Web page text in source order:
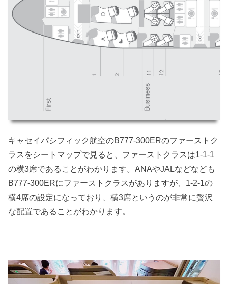
キャセイパシフィック航空のB777-300ERのファーストク
ラスをシートマップで見ると、ファーストクラスは1-1-1
の横3席であることがわかります。ANAやJALなどなども
B777-300ERにファーストクラスがありますが、1-2-1の
横4席の設定になっており、横3席というのが非常に贅沢
な配置であることがわかります。